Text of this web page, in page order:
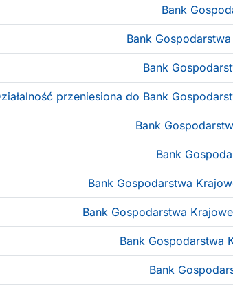
Bank
Bank
Bank
przeniesiona do Bank
Bank
Bank
Bank Gospodarstwa
Bank Gospodarstwa
Bank Gospodarstwa
Bank